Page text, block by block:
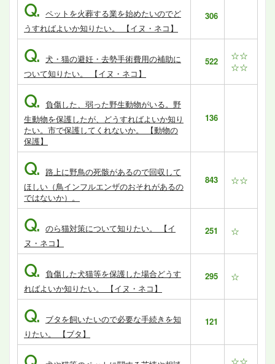
Q. ペットを火葬する業を始めたいのでど
うすればよいか知りたい。 【イヌ・ネコ】
306
Q. 犬・猫の避妊・去勢手術費用の補助に
ついて知りたい。 【イヌ・ネコ】
522
☆☆
☆☆
Q. 負傷した、弱った野生動物がいる。野
生動物を保護したが、どうすればよいか知り
たい。市で保護してくれないか。 【動物の
保護】
136
Q. 路上に野鳥の死骸があるので回収して
ほしい（鳥インフルエンザのおそれがあるの
ではないか）。
843 ☆☆
Q. のら猫対策について知りたい。 【イ
ヌ・ネコ】
251 ☆
Q. 負傷した犬猫等を保護した場合どうす
ればよいか知りたい。 【イヌ・ネコ】
295 ☆
Q. ブタを飼いたいので必要な手続きを知
りたい。 【ブタ】
121
☆☆